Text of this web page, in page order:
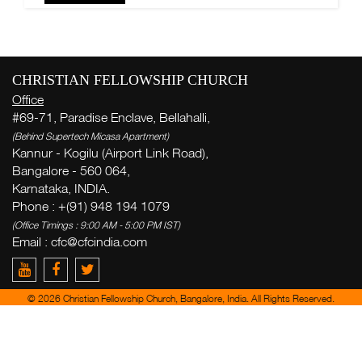
CHRISTIAN FELLOWSHIP CHURCH
Office
#69-71, Paradise Enclave, Bellahalli,
(Behind Supertech Micasa Apartment)
Kannur - Kogilu (Airport Link Road),
Bangalore - 560 064,
Karnataka, INDIA.
Phone : +(91) 948 194 1079
(Office Timings : 9:00 AM - 5:00 PM IST)
Email : cfc@cfcindia.com
© 2026 Christian Fellowship Church, Bangalore, India. All Rights Reserved.